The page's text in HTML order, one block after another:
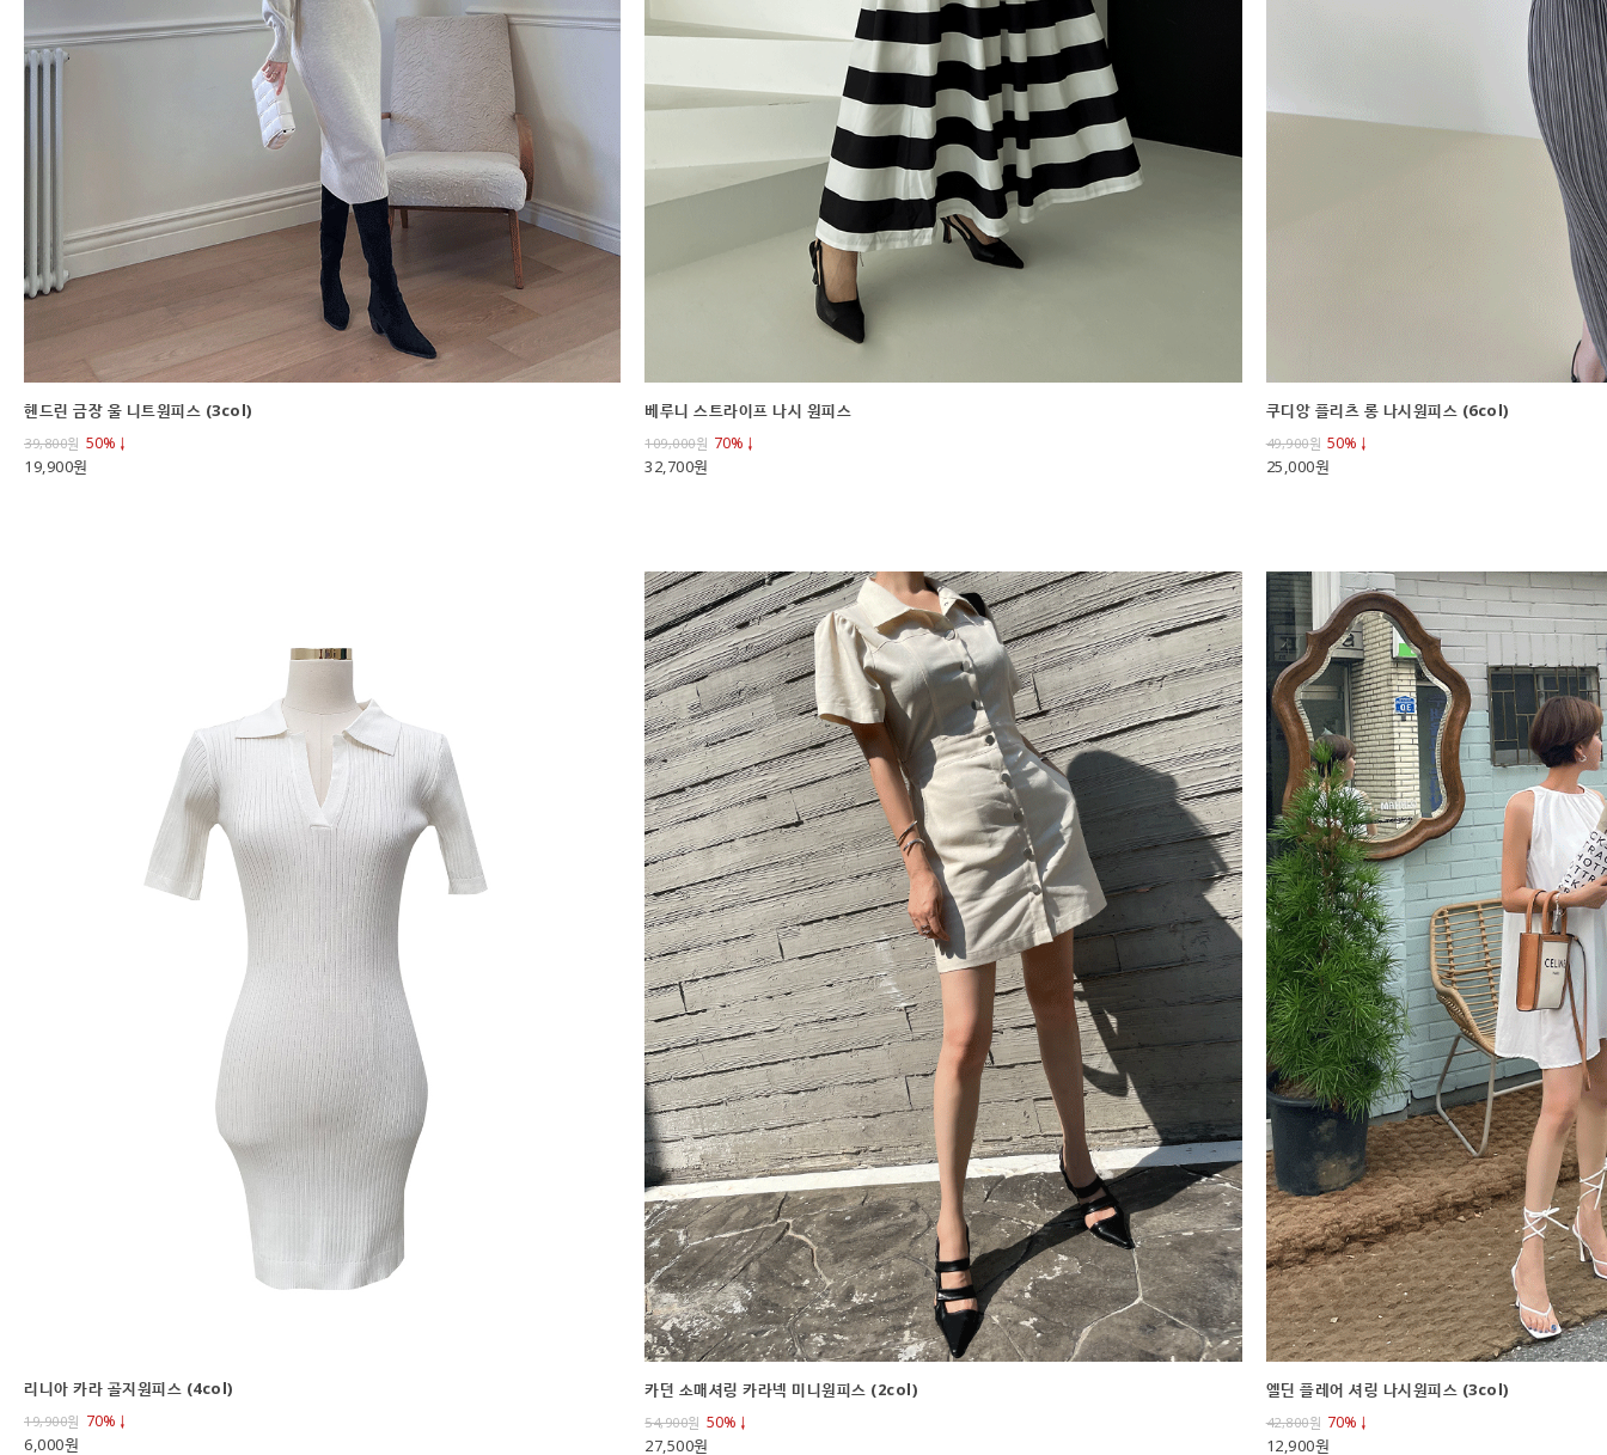
헨드린 금장 울 니트원피스 (3col)
39,800원 50%↓
19,900원
베루니 스트라이프 나시 원피스
109,000원 70%↓
32,700원
쿠디앙 플리츠 롱 나시원피스 (6col)
49,900원 50%↓
25,000원
리니아 카라 골지원피스 (4col)
19,900원 70%↓
6,000원
카던 소매셔링 카라넥 미니원피스 (2col)
54,900원 50%↓
27,500원
엘딘 플레어 셔링 나시원피스 (3col)
42,800원 70%↓
12,900원